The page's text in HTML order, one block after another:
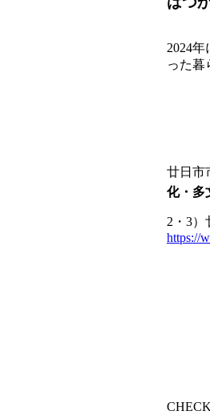
2024
った暮
廿日市
化・多
2・3）
https://
CHECK